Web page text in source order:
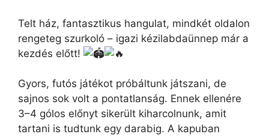
Telt ház, fantasztikus hangulat, mindkét oldalon
rengeteg szurkoló – igazi kézilabdaünnep már a
kezdés előtt!
Gyors, futós játékot próbáltunk játszani, de
sajnos sok volt a pontatlanság. Ennek ellenére
3–4 gólos előnyt sikerült kiharcolnunk, amit
tartani is tudtunk egy darabig. A kapuban